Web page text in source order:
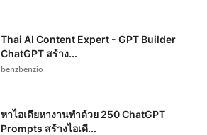
Thai AI Content Expert - GPT Builder
ChatGPT สร้าง...
benzbenzio
หาไอเดียหางานทำด้วย 250 ChatGPT
Prompts สร้างไอเดี...